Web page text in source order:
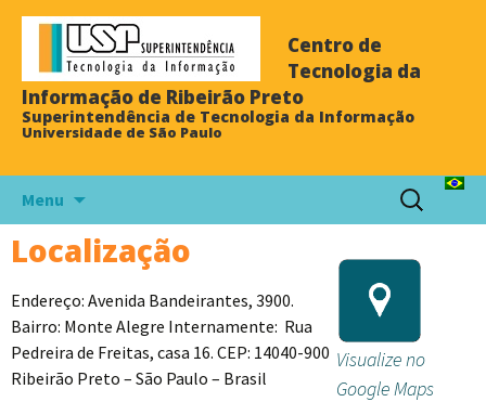
Centro de
Tecnologia da
Informação de Ribeirão Preto
Superintendência de Tecnologia da Informação
Universidade de São Paulo
Menu
Localização
Endereço: Avenida Bandeirantes, 3900.
Bairro: Monte Alegre Internamente: Rua
Pedreira de Freitas, casa 16. CEP: 14040-900
Ribeirão Preto – São Paulo – Brasil
Visualize no
Google Maps